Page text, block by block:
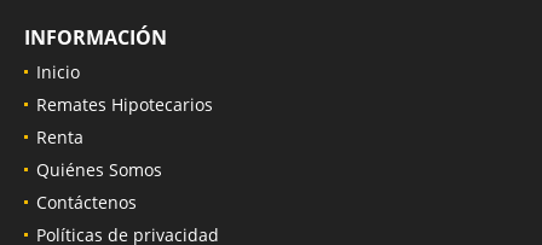
INFORMACIÓN
Inicio
Remates Hipotecarios
Renta
Quiénes Somos
Contáctenos
Políticas de privacidad